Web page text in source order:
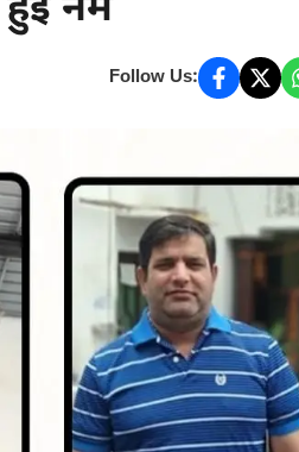
Follow Us: